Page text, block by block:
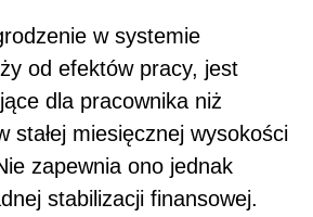
w systemie
od efektów pracy, jest
dla pracownika niż
stałej miesięcznej wysokości
zapewnia ono jednak
stabilizacji finansowej.